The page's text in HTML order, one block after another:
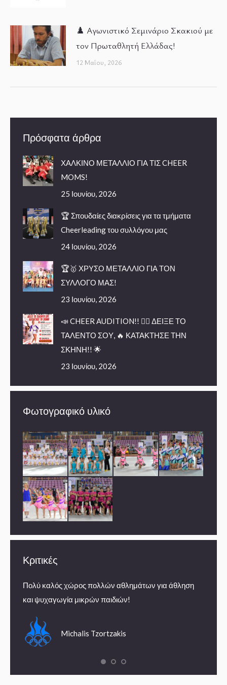
♟️ Αγωνιστικό Σεμινάριο Σκακιού με
τον Πρωταθλητή Ελλάδας!
12 Μαΐου, 2026
Πρόσφατα άρθρα
ΧΑΛΚΙΝΟ ΜΕΤΑΛΛΙΟ ΓΙΑ ΤΙΣ CHEER
MOMS!
25 Ιουνίου, 2026
🏆 Σπουδαίες διακρίσεις για τα τμήματα
Cheerleading του συλλόγου μας
24 Ιουνίου, 2026
🏆🥇 ΧΡΥΣΟ ΜΕΤΑΛΛΙΟ ΓΙΑ ΤΟΝ
ΣΥΛΛΟΓΟ ΜΑΣ!
23 Ιουνίου, 2026
📣 CHEER AUDITION!! 🤸‍♀️ ΔΕΙΞΕ ΤΟ
ΤΑΛΕΝΤΟ ΣΟΥ, 🔥 ΚΑΤΑΚΤΗΣΕ ΤΗΝ
ΣΚΗΝΗ!! 🌟
23 Ιουνίου, 2026
Φωτογραφικό υλικό
Κριτικές
Πολύ καλός χώρος πολλών αθλημάτων για άθληση
και ψυχαγωγία μικρών παιδιών!
Michalis Tzortzakis